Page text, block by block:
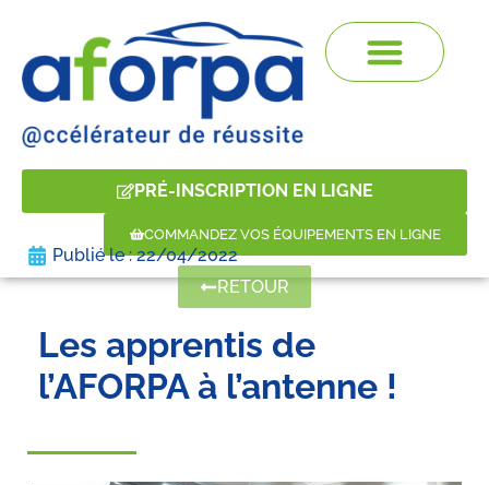
PRÉ-INSCRIPTION EN LIGNE
COMMANDEZ VOS ÉQUIPEMENTS EN LIGNE
Publié le : 22/04/2022
RETOUR
Les apprentis de
l’AFORPA à l’antenne !